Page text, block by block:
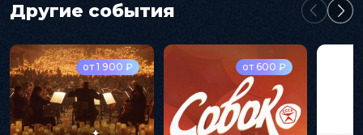
Другие события
от 1 900 ₽ от 600 ₽